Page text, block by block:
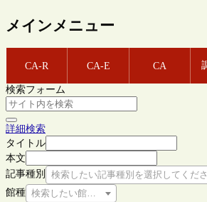
メインメニュー
CA-R CA-E CA
検索フォーム
詳細検索
タイトル
本文
記事種別
検索したい記事種別を選択してくだ
館種 検索したい館種を選択してください